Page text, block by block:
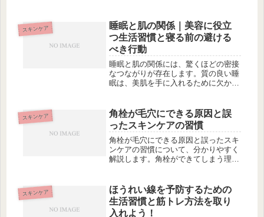
す。この記事を読めば、水道水の煮沸
によって得られるプラスポイントや、
塩...
スキンケア
睡眠と肌の関係｜美容に役立
つ生活習慣と寝る前の避ける
べき行動
睡眠と肌の関係には、驚くほどの密接
なつながりが存在します。質の良い睡
眠は、美肌を手に入れるために欠かせ
いて詳しく解説しています。朝の太陽
光を浴びる習慣や保湿の重要性、肌に
優...
スキンケア
角栓が毛穴にできる原因と誤
ったスキンケアの習慣
角栓が毛穴にできる原因と誤ったスキ
ンケアの習慣について、分かりやすく
解説します。角栓ができてしまう理由
ても触れます。さらに、注意すべき誤
ったスキンケアの方法や乾燥を防ぎ美
肌...
スキンケア
ほうれい線を予防するための
生活習慣と筋トレ方法を取り
入れよう！